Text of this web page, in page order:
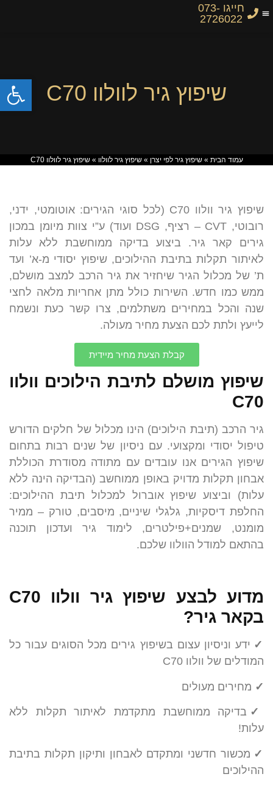
חייגו 073-
2726022
שיפוץ גיר לוולוו C70
עמוד הבית »שיפוץ גיר לפי יצרן »שיפוץ גיר לוולוו »שיפוץ גיר לוולוו C70
שיפוץ גיר וולוו C70 (לכל סוגי הגירים: אוטומטי, ידני,
רובוטי, CVT – רציף, DSG ועוד) ע”י צוות מיומן במכון
גירים קאר גיר. ביצוע בדיקה ממוחשבת ללא עלות
לאיתור תקלות בתיבת ההילוכים, שיפוץ יסודי מ-א’ ועד
ת’ של מכלול הגיר שיחזיר את גיר הרכב למצב מושלם,
ממש כמו חדש. השירות כולל מתן אחריות מלאה לחצי
שנה והכל במחירים משתלמים, צרו קשר כעת ונשמח
לייעץ ולתת לכם הצעת מחיר מעולה.
קבלת הצעת מחיר מיידית
שיפוץ מושלם לתיבת הילוכים וולוו
C70
גיר הרכב (תיבת הילוכים) הינו מכלול של חלקים הדורש
טיפול יסודי ומקצועי. עם ניסיון של שנים רבות בתחום
שיפוץ הגירים אנו עובדים עם מתודה מסודרת הכוללת
אבחון תקלות מדויק באופן ממוחשב (הבדיקה הינה ללא
עלות) וביצוע שיפוץ אוברול למכלול תיבת ההילוכים:
החלפת דיסקיות, גלגלי שיניים, מיסבים, טורק – ממיר
מומנט, שמנים+פילטרים, לימוד גיר ועדכון תוכנה
בהתאם למודל הוולוו שלכם.
מדוע לבצע שיפוץ גיר וולוו C70
בקאר גיר?
✓ ידע וניסיון עצום בשיפוץ גירים מכל הסוגים עבור כל
המודלים של וולוו C70
✓ מחירים מעולים
✓ בדיקה ממוחשבת מתקדמת לאיתור תקלות ללא
עלות!
✓ מכשור חדשני ומתקדם לאבחון ותיקון תקלות בתיבת
ההילוכים